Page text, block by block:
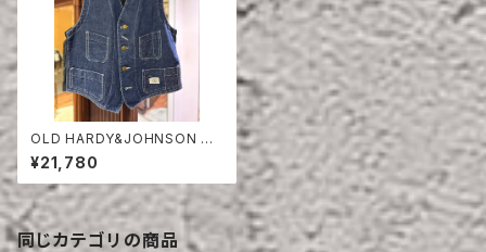
OLD HARDY&JOHNSON DE
NIM VEST
¥21,780
同じカテゴリの商品